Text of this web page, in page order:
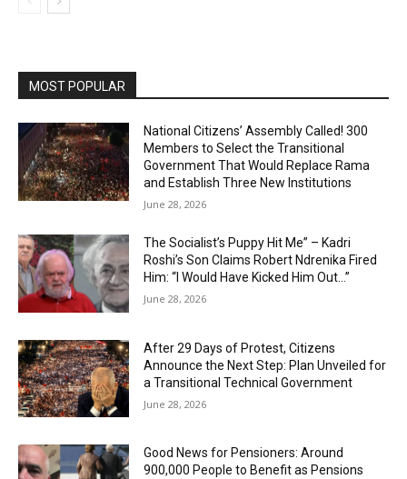
MOST POPULAR
National Citizens’ Assembly Called! 300
Members to Select the Transitional
Government That Would Replace Rama
and Establish Three New Institutions
June 28, 2026
The Socialist’s Puppy Hit Me” – Kadri
Roshi’s Son Claims Robert Ndrenika Fired
Him: “I Would Have Kicked Him Out…”
June 28, 2026
After 29 Days of Protest, Citizens
Announce the Next Step: Plan Unveiled for
a Transitional Technical Government
June 28, 2026
Good News for Pensioners: Around
900,000 People to Benefit as Pensions